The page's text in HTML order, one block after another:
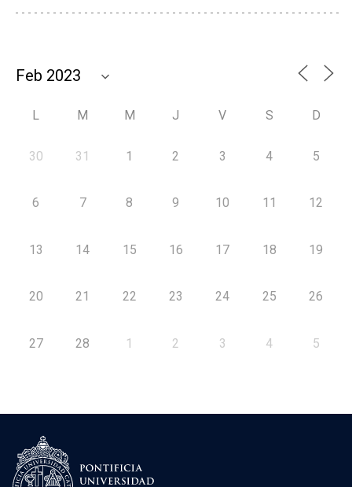
L M M J V S D
30 31 1 2 3 4 5
6 7 8 9 10 11 12
13 14 15 16 17 18 19
20 21 22 23 24 25 26
27 28 1 2 3 4 5